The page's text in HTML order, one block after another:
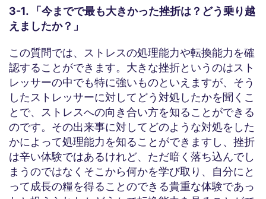
3-1. 「今までで最も大きかった挫折は？どう乗り越
えましたか？」
この質問では、ストレスの処理能力や転換能力を確
認することができます。大きな挫折というのはスト
レッサーの中でも特に強いものといえますが、そう
したストレッサーに対してどう対処したかを聞くこ
とで、ストレスへの向き合い方を知ることができる
のです。その出来事に対してどのような対処をした
かによって処理能力を知ることができますし、挫折
は辛い体験ではあるけれど、ただ暗く落ち込んでし
まうのではなくそこから何かを学び取り、自分にと
って成長の糧を得ることのできる貴重な体験であっ